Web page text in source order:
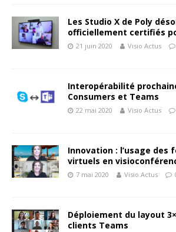
Les Studio X de Poly
officiellement certifiés
21 juin 2020 Visio Actus
Interopérabilité
Consumers et Teams
22 mai 2020 Visio Actus
Innovation : l’usage des
virtuels en
7 mai 2020 Visio Actus
Déploiement du layout
clients Teams